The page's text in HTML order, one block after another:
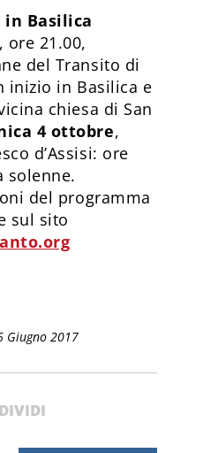
Basilica
, ore 21.00,
del Transito di
inizio in Basilica e
chiesa di San
4 ottobre,
d’Assisi: ore
solenne.
del programma
sul sito
Giugno 2017